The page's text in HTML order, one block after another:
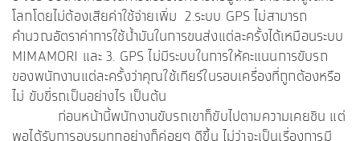
โลกโดยไม่ต้องเสียค่าใช้จ่ายเพิ่ม 2.ระบบ GPS ไม่สามารถ
คำนวณอัตราค่าการใช้น้ำมันในการขนส่งแต่ละครั้งได้เหมือนระบบ
MIMAMORI และ 3. GPS ไม่มีระบบในการให้คะแนนการขับรถ
ของพนักงานแต่ละครั้งว่าคุณใช้เกียร์ในรอบเครื่องที่ถูกต้องหรือ
ไม่ ขับขี่รถเป็นอย่างไร เป็นต้น
ก่อนหน้านี้พนักงานขับรถเขาก็ขับไปตามความเคยชิน แต่